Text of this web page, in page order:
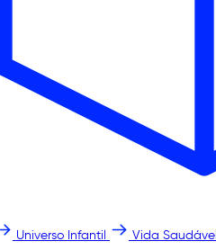
Universo Infantil Vida Saudável